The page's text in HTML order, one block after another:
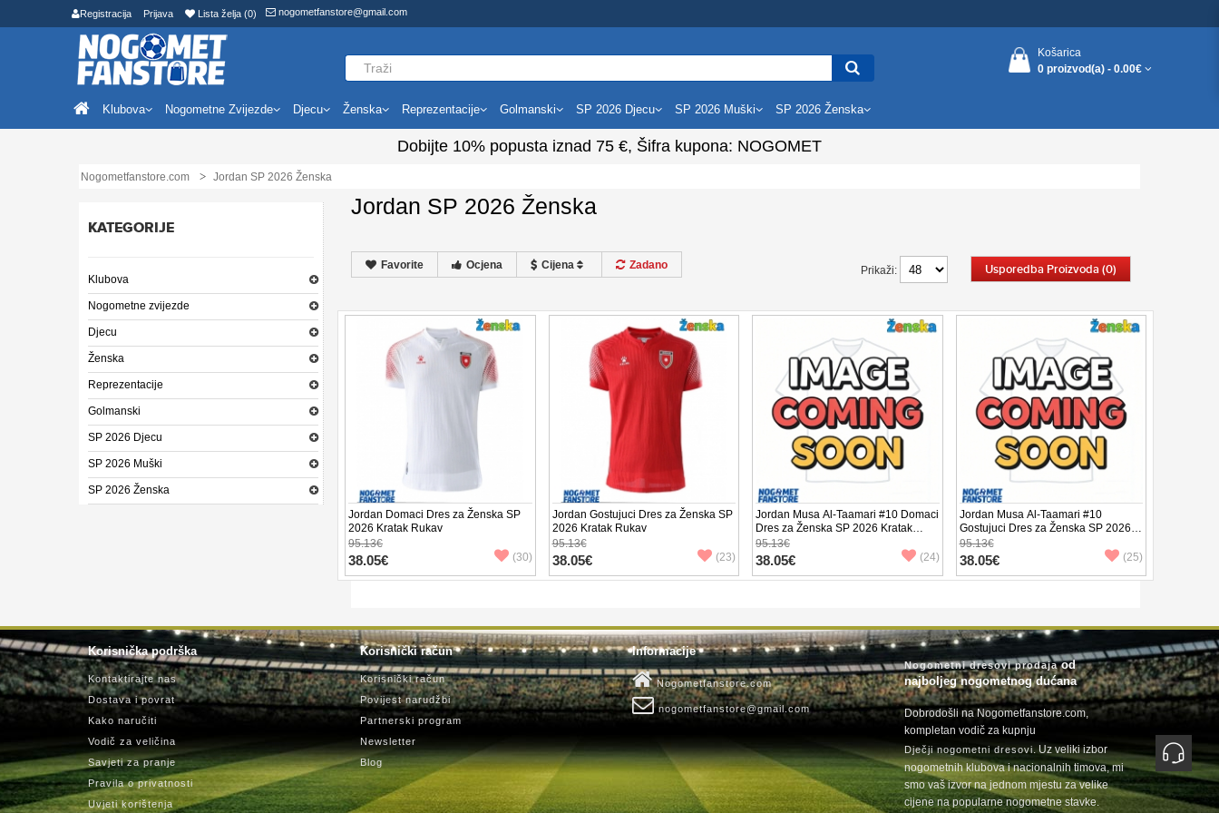
Registracija Prijava Lista želja (0) nogometfanstore@gmail.com
Košarica
0 proizvod(a) - 0.00€
Klubova Nogometne Zvijezde Djecu Ženska Reprezentacije Golmanski SP 2026 Djecu SP 2026 Muški SP 2026 Ženska
Dobijte 10% popusta iznad 75 €, Šifra kupona: NOGOMET
Nogometfanstore.com Jordan SP 2026 Ženska
KATEGORIJE
Klubova
Nogometne zvijezde
Djecu
Ženska
Reprezentacije
Golmanski
SP 2026 Djecu
SP 2026 Muški
SP 2026 Ženska
Jordan SP 2026 Ženska
Usporedba Proizvoda (0)
Prikaži:
Favorite Ocjena Cijena Zadano
Jordan Domaci Dres za Ženska SP
2026 Kratak Rukav
95.13€
38.05€ (30)
Jordan Gostujuci Dres za Ženska SP
2026 Kratak Rukav
95.13€
38.05€ (23)
Jordan Musa Al-Taamari #10 Domaci
Dres za Ženska SP 2026 Kratak
Rukav
95.13€
38.05€ (24)
Jordan Musa Al-Taamari #10
Gostujuci Dres za Ženska SP 2026
Kratak Rukav
95.13€
38.05€ (25)
Korisnička podrška
Kontaktirajte nas
Dostava i povrat
Kako naručiti
Vodič za veličina
Savjeti za pranje
Pravila o privatnosti
Uvjeti korištenja
Korisnički račun
Korisnički račun
Povijest narudžbi
Partnerski program
Newsletter
Blog
Informacije
Nogometfanstore.com
nogometfanstore@gmail.com
Nogometni dresovi prodajaod
najboljeg nogometnog dućana
Dobrodošli na Nogometfanstore.com,
kompletan vodič za kupnju
Dječji nogometni dresovi. Uz veliki izbor
nogometnih klubova i nacionalnih timova, mi
smo vaš izvor na jednom mjestu za velike
cijene na popularne nogometne stavke.